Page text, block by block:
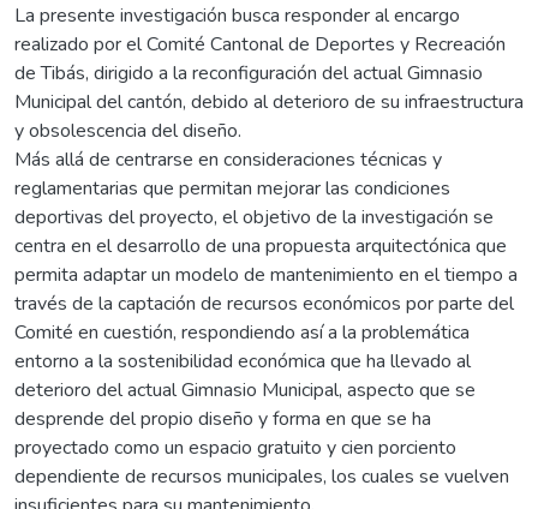
La presente investigación busca responder al encargo
realizado por el Comité Cantonal de Deportes y Recreación
de Tibás, dirigido a la reconfiguración del actual Gimnasio
Municipal del cantón, debido al deterioro de su infraestructura
y obsolescencia del diseño.
Más allá de centrarse en consideraciones técnicas y
reglamentarias que permitan mejorar las condiciones
deportivas del proyecto, el objetivo de la investigación se
centra en el desarrollo de una propuesta arquitectónica que
permita adaptar un modelo de mantenimiento en el tiempo a
través de la captación de recursos económicos por parte del
Comité en cuestión, respondiendo así a la problemática
entorno a la sostenibilidad económica que ha llevado al
deterioro del actual Gimnasio Municipal, aspecto que se
desprende del propio diseño y forma en que se ha
proyectado como un espacio gratuito y cien porciento
dependiente de recursos municipales, los cuales se vuelven